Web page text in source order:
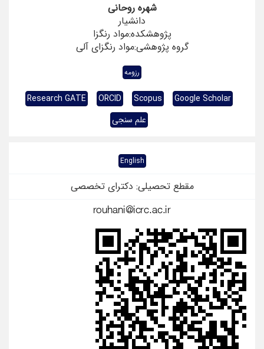
شهره روحانی
پژوهشکده:مواد رنگزا
گروه پژوهشی:مواد رنگزای آلی
Google Scholar
Scopus
ORCID
Research GATE
علم سنجی
مقطع تحصیلی: دکترای تخصصی